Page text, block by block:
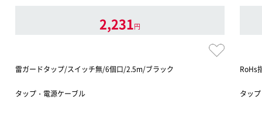
2,231円
雷ガードタップ/スイッチ無/6個口/2.5m/ブラック
タップ・電源ケーブル
RoHs
タッ